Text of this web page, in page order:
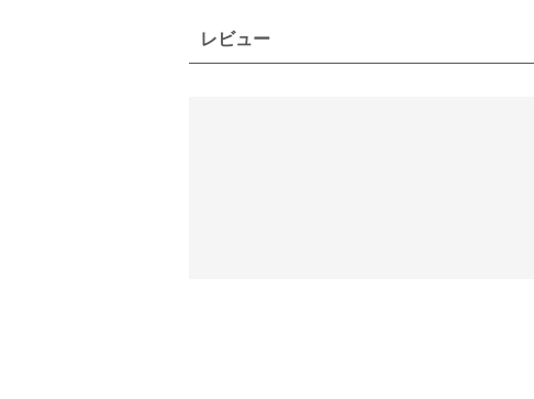
レビュー